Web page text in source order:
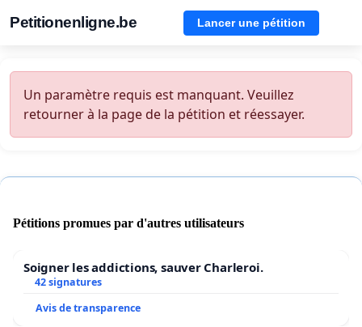
Petitionenligne.be Lancer une pétition
Un paramètre requis est manquant. Veuillez
retourner à la page de la pétition et réessayer.
Pétitions promues par d'autres utilisateurs
Soigner les addictions, sauver Charleroi.
42 signatures
Avis de transparence